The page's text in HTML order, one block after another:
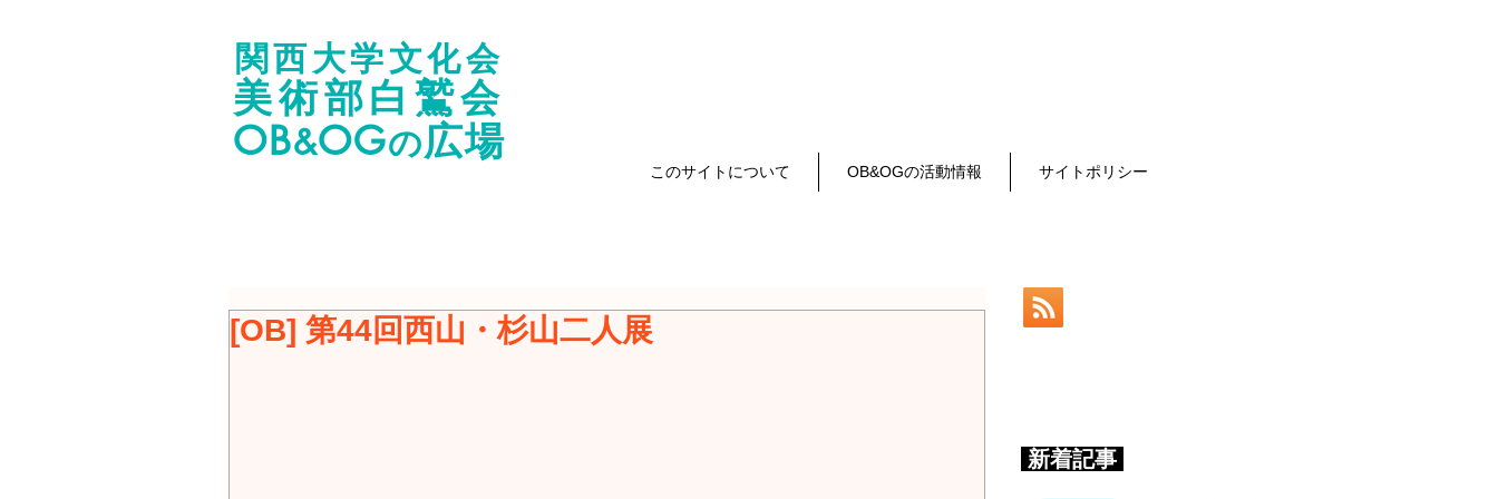
このサイトについて OB&OGの活動情報 サイトポリシー
関西大学文化会
美術部白鷲会
OB&OGの広場
[OB] 第44回西山・杉山二人展
新着記事